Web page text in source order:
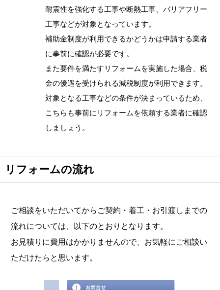
耐震性を強化する工事や断熱工事、バリアフリー
工事などが対象となっています。
補助金制度が利用できるかどうかは申請する業者
に事前に確認が必要です。
また要件を満たすリフォームを実施した場合、税
金の優遇を受けられる減税制度が利用できます。
対象となる工事などの条件が決まっているため、
こちらも事前にリフォームを依頼する業者に確認
しましょう。
リフォームの流れ
ご相談をいただいてからご契約・着工・お引渡しまでの
流れについては、以下のとおりとなります。
お見積りに費用はかかりませんので、お気軽にご相談い
ただけたらと思います。